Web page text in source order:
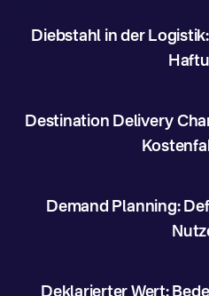
Diebstahl in der
Destination Delivery
Demand Planning:
Deklarierter Wert: